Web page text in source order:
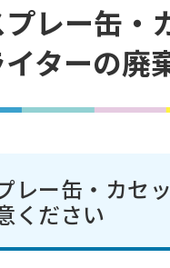
レー缶・
イターの廃
レー缶・カセ
ください